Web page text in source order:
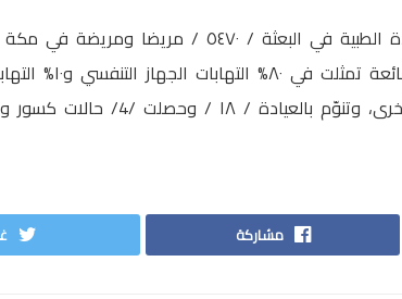
المدينة المنورة وأغلب
مشاركة